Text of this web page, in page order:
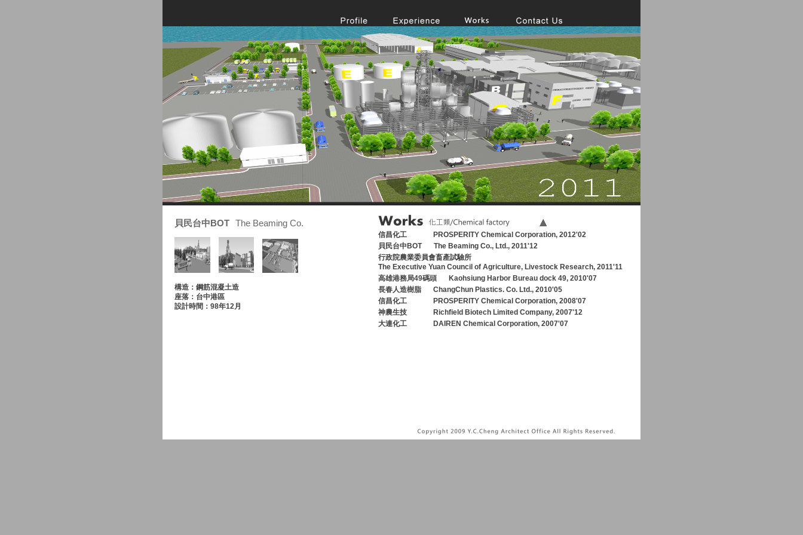
貝民台中BOT The Beaming Co.
構造：鋼筋混凝土造
座落：台中港區
設計時間：98年12月
信昌化工
PROSPERITY Chemical Corporation, 2012'02
貝民台中BOT
The Beaming Co., Ltd., 2011'12
行政院農業委員會畜產試驗所
The Executive Yuan Council of Agriculture, Livestock Research, 2011'11
高雄港務局49碼頭
Kaohsiung Harbor Bureau dock 49, 2010'07
長春人造樹脂
ChangChun Plastics. Co. Ltd., 2010'05
信昌化工
PROSPERITY Chemical Corporation, 2008'07
神農生技
Richfield Biotech Limited Company, 2007'12
大連化工
DAIREN Chemical Corporation, 2007'07